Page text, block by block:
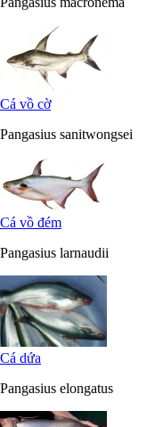
Cá vồ cờ
Pangasius sanitwongsei
Cá vồ đém
Pangasius larnaudii
Cá dứa
Pangasius elongatus